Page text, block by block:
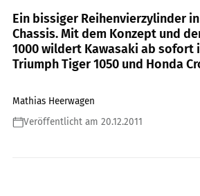
Ein bissiger Reihenvierzylinder
Chassis. Mit dem Konzept und
1000 wildert Kawasaki ab sofort
Triumph Tiger 1050 und Honda
Mathias Heerwagen
Veröffentlicht am 20.12.2011